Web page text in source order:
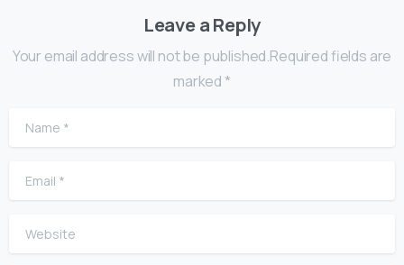
Leave a Reply
Your email address will not be published.Required fields are
marked *